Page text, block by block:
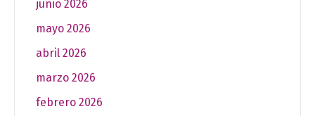
junio 2026
mayo 2026
abril 2026
marzo 2026
febrero 2026